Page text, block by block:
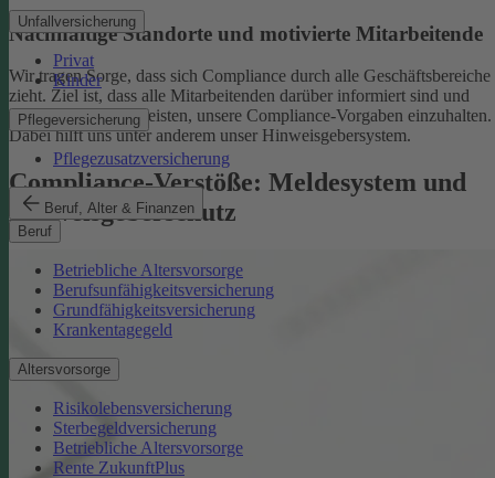
Unfallversicherung
Privat
Kinder
Pflegeversicherung
Pflegezusatzversicherung
Beruf, Alter & Finanzen
Beruf
Betriebliche Altersvorsorge
Berufsunfähigkeitsversicherung
Grundfähigkeitsversicherung
Krankentagegeld
Altersvorsorge
Risikolebensversicherung
Sterbegeldversicherung
Betriebliche Altersvorsorge
Rente ZukunftPlus
Nachhaltige Standorte und motivierte Mitarbeitende
Wir tragen Sorge, dass sich Compliance durch alle Geschäftsbereiche
zieht. Ziel ist, dass alle Mitarbeitenden darüber informiert sind und
einen Beitrag dazu leisten, unsere Compliance-Vorgaben einzuhalten.
Dabei hilft uns unter anderem unser Hinweisgebersystem.
Compliance-Verstöße: Meldesystem und
Hinweisgeberschutz